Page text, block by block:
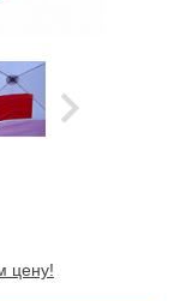
цену!